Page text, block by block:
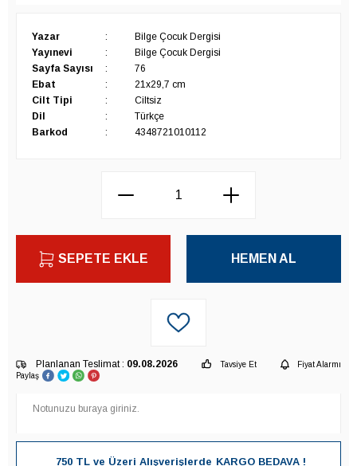
Yazar :
Bilge Çocuk Dergisi
Yayınevi
:
Bilge Çocuk Dergisi
Sayfa Sayısı
:
76
Ebat
:
21x29,7 cm
Cilt Tipi
:
Ciltsiz
Dil
:
Türkçe
Barkod
: 4348721010112
SEPETE EKLE HEMEN AL
Planlanan Teslimat : 09.08.2026 Tavsiye Et
Fiyat Alarmı
Paylaş
750 TL ve Üzeri Alışverişlerde KARGO BEDAVA !